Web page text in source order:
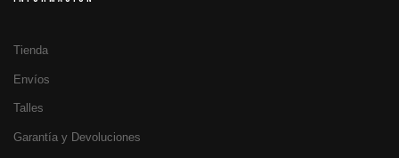
Tienda
Envíos
Talles
Garantía y Devoluciones